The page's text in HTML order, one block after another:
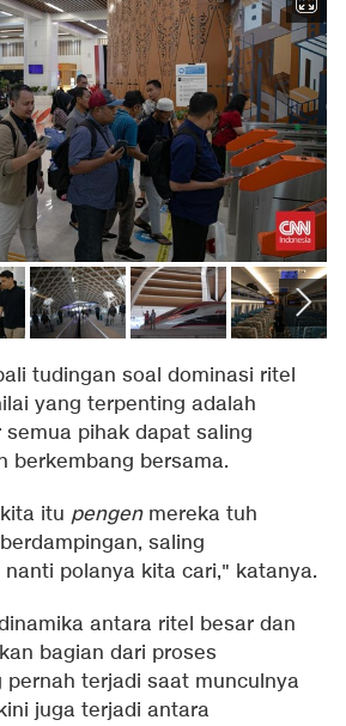
tudingan soal dominasi ritel
yang terpenting adalah
pihak dapat saling
berkembang bersama.
itu pengenmereka tuh
saling
nanti polanya kita cari," katanya.
antara ritel besar dan
bagian dari proses
terjadi saat munculnya
juga terjadi antara